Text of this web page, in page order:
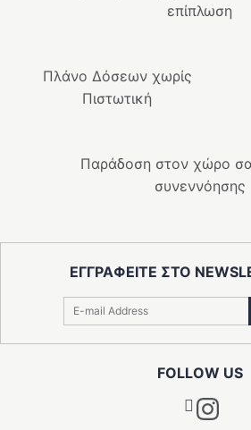
επίπλωση
Πλάνο Δόσεων χωρίς
Πιστωτική
Παράδοση στον χώρο
συνεννόησης
FOLLOW US
Instagram
ΕΓΓΡΑΦΕΊΤΕ ΣΤΟ